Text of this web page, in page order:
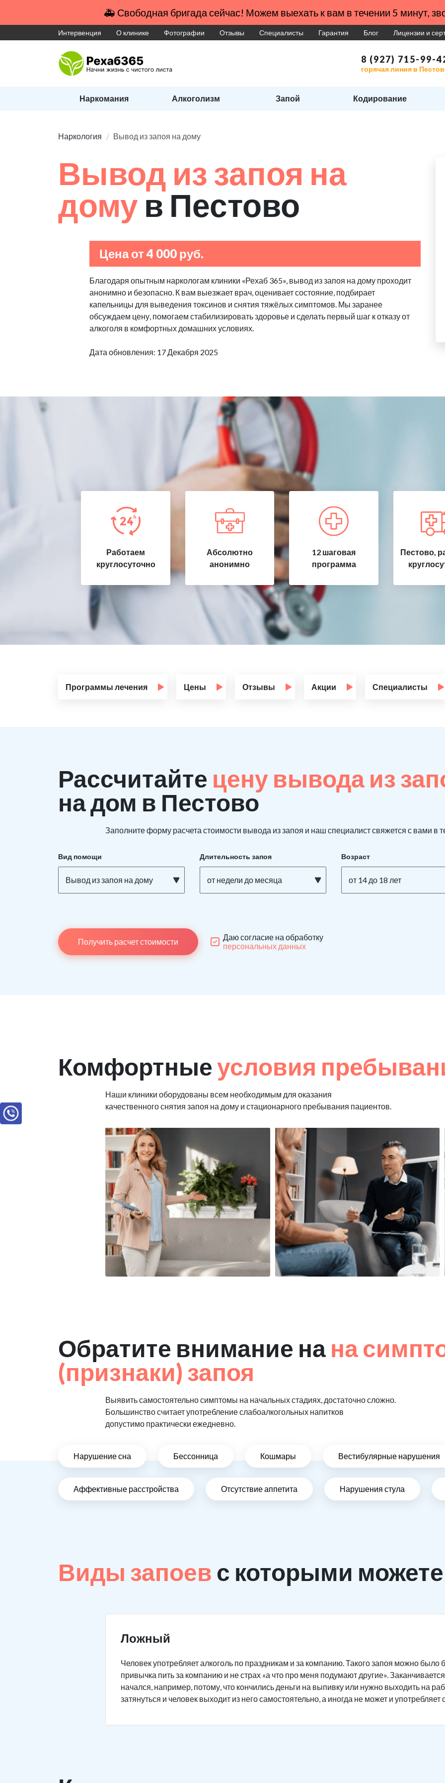
🚑 Свободная бригада сейчас! Можем выехать к вам в течении 5 минут,
Интервенция О клинике Фотографии Отзывы Специалисты Гарантия Блог Лицензии и
8 (927) 715-99-
горячая линия в
Наркомания Алкоголизм Запой Кодирование
Наркология Вывод из запоя на дому
Вывод из запоя на
дому в Пестово
Цена от 4 000 руб.
Благодаря опытным наркологам клиники «Рехаб 365», вывод из запоя на дому проходит
анонимно и безопасно. К вам выезжает врач, оценивает состояние, подбирает
капельницы для выведения токсинов и снятия тяжёлых симптомов. Мы заранее
обсуждаем цену, помогаем стабилизировать здоровье и сделать первый шаг к отказу от
алкоголя в комфортных домашних условиях.
Дата обновления: 17 Декабря 2025
Работаем
круглосуточно
Абсолютно
анонимно
12 шаговая
программа
Пестово,
Программы лечения Цены Отзывы Акции Специалисты
Рассчитайте цену вывода из
на дом в Пестово
Заполните форму расчета стоимости вывода из запоя и наш специалист свяжется с вами в
Вид помощи
Вывод из запоя на дому
Длительность запоя
от недели до месяца
Возраст
от 14 до 18 лет
Получить расчет стоимости
Даю согласие на обработку
персональных данных
Комфортныеусловия
Наши клиники оборудованы всем необходимым для оказания
качественного снятия запоя на дому и стационарного пребывания пациентов.
Обратите внимание на на
(признаки) запоя
Выявить самостоятельно симптомы на начальных стадиях, достаточно сложно.
Большинство считает употребление слабоалкогольных напитков
допустимо практически ежедневно.
Нарушение сна Бессонница Кошмары Вестибулярные нарушения
Аффективные расстройства Отсутствие аппетита Нарушения стула
Виды запоев с которыми
Ложный
Человек употребляет алкоголь по праздникам и за компанию. Такого запоя можно
привычка пить за компанию и не страх «а что про меня подумают другие».
начался, например, потому, что кончились деньги на выпивку или нужно выходить на
затянуться и человек выходит из него самостоятельно, а иногда не может и